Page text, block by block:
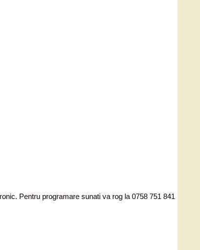
Pentru programare sunati va rog la 0758 751 841